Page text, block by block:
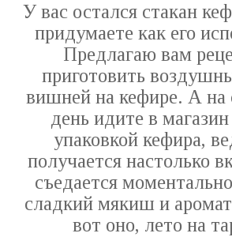
У вас остался стакан
придумаете как его
Предлагаю вам
приготовить
вишней на кефире. А
день идите в
упаковкой кефира,
получается настолько
съедается
сладкий мякиш и
вот оно, лето на